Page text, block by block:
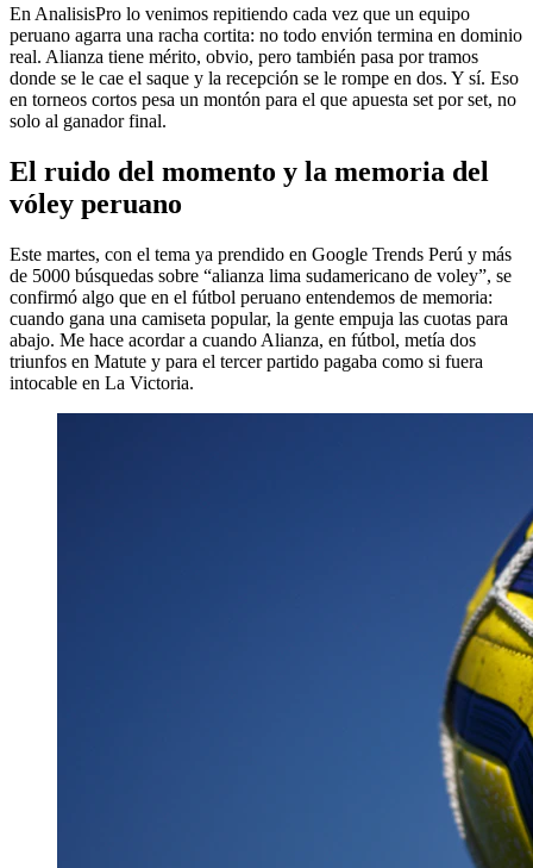
En AnalisisPro lo venimos repitiendo cada vez que un equipo
peruano agarra una racha cortita: no todo envión termina en dominio
real. Alianza tiene mérito, obvio, pero también pasa por tramos
donde se le cae el saque y la recepción se le rompe en dos. Y sí. Eso
en torneos cortos pesa un montón para el que apuesta set por set, no
solo al ganador final.
El ruido del momento y la memoria del
vóley peruano
Este martes, con el tema ya prendido en Google Trends Perú y más
de 5000 búsquedas sobre “alianza lima sudamericano de voley”, se
confirmó algo que en el fútbol peruano entendemos de memoria:
cuando gana una camiseta popular, la gente empuja las cuotas para
abajo. Me hace acordar a cuando Alianza, en fútbol, metía dos
triunfos en Matute y para el tercer partido pagaba como si fuera
intocable en La Victoria.